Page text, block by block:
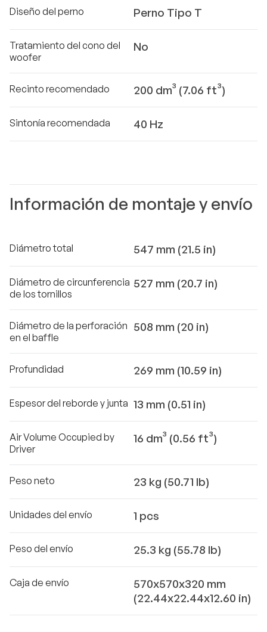
Diseño del perno Perno Tipo T
Tratamiento del cono del
woofer
No
Recinto recomendado 200 dm³ (7.06 ft³)
Sintonía recomendada 40 Hz
Información de montaje y envío
Diámetro total 547 mm (21.5 in)
Diámetro de circunferencia
de los tornillos
527 mm (20.7 in)
Diámetro de la perforación
en el baffle
508 mm (20 in)
Profundidad 269 mm (10.59 in)
Espesor del reborde y junta 13 mm (0.51 in)
Air Volume Occupied by
Driver
16 dm³ (0.56 ft³)
Peso neto 23 kg (50.71 lb)
Unidades del envío 1 pcs
Peso del envío 25.3 kg (55.78 lb)
Caja de envío
570x570x320 mm
(22.44x22.44x12.60 in)